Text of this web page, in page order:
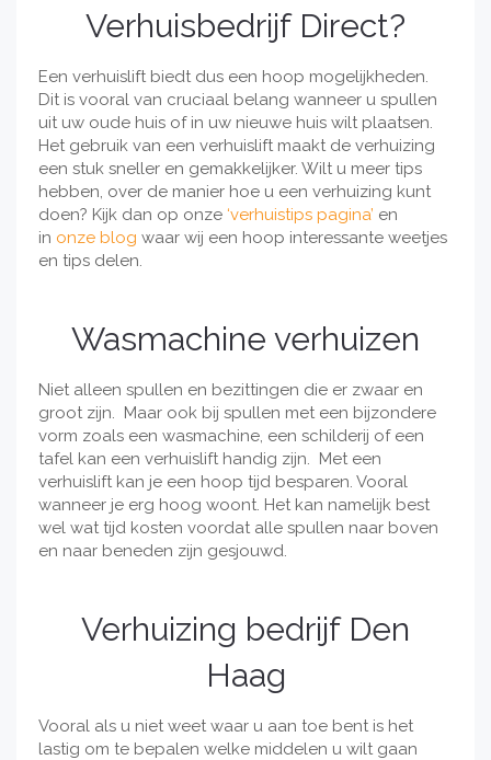
Verhuisbedrijf Direct?
Een verhuislift biedt dus een hoop mogelijkheden.
Dit is vooral van cruciaal belang wanneer u spullen
uit uw oude huis of in uw nieuwe huis wilt plaatsen.
Het gebruik van een verhuislift maakt de verhuizing
een stuk sneller en gemakkelijker. Wilt u meer tips
hebben, over de manier hoe u een verhuizing kunt
doen? Kijk dan op onze ‘verhuistips pagina’ en
in onze blog waar wij een hoop interessante weetjes
en tips delen.
Wasmachine verhuizen
Niet alleen spullen en bezittingen die er zwaar en
groot zijn. Maar ook bij spullen met een bijzondere
vorm zoals een wasmachine, een schilderij of een
tafel kan een verhuislift handig zijn. Met een
verhuislift kan je een hoop tijd besparen. Vooral
wanneer je erg hoog woont. Het kan namelijk best
wel wat tijd kosten voordat alle spullen naar boven
en naar beneden zijn gesjouwd.
Verhuizing bedrijf Den
Haag
Vooral als u niet weet waar u aan toe bent is het
lastig om te bepalen welke middelen u wilt gaan